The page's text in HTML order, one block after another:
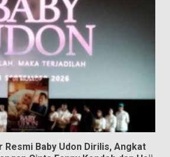
Baby Udon Dirilis, Angkat